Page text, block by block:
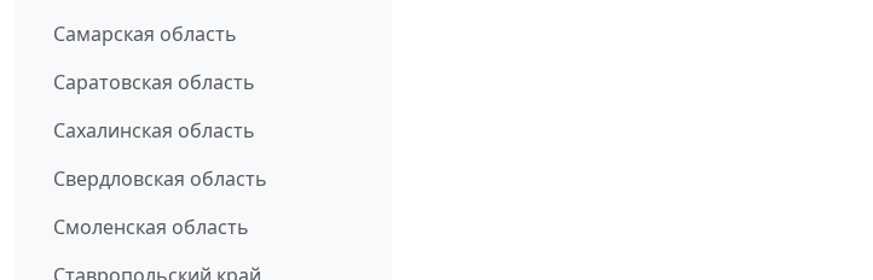
Самарская область
Саратовская область
Сахалинская область
Свердловская область
Смоленская область